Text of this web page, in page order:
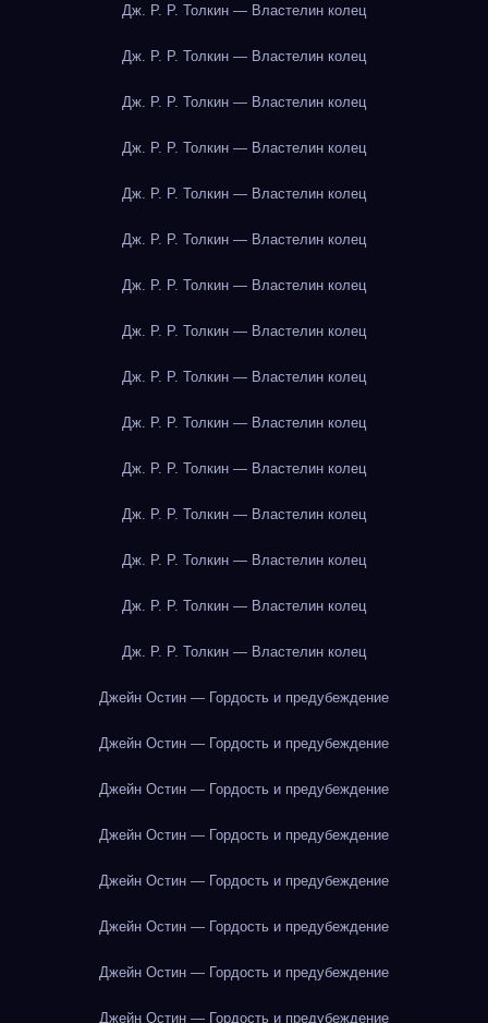
Дж. Р. Р. Толкин — Властелин колец
Дж. Р. Р. Толкин — Властелин колец
Дж. Р. Р. Толкин — Властелин колец
Дж. Р. Р. Толкин — Властелин колец
Дж. Р. Р. Толкин — Властелин колец
Дж. Р. Р. Толкин — Властелин колец
Дж. Р. Р. Толкин — Властелин колец
Дж. Р. Р. Толкин — Властелин колец
Дж. Р. Р. Толкин — Властелин колец
Дж. Р. Р. Толкин — Властелин колец
Дж. Р. Р. Толкин — Властелин колец
Дж. Р. Р. Толкин — Властелин колец
Дж. Р. Р. Толкин — Властелин колец
Дж. Р. Р. Толкин — Властелин колец
Дж. Р. Р. Толкин — Властелин колец
Джейн Остин — Гордость и предубеждение
Джейн Остин — Гордость и предубеждение
Джейн Остин — Гордость и предубеждение
Джейн Остин — Гордость и предубеждение
Джейн Остин — Гордость и предубеждение
Джейн Остин — Гордость и предубеждение
Джейн Остин — Гордость и предубеждение
Джейн Остин — Гордость и предубеждение